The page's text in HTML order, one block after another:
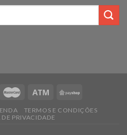
TERMOS E CONDIÇÕES
PRIVACIDADE